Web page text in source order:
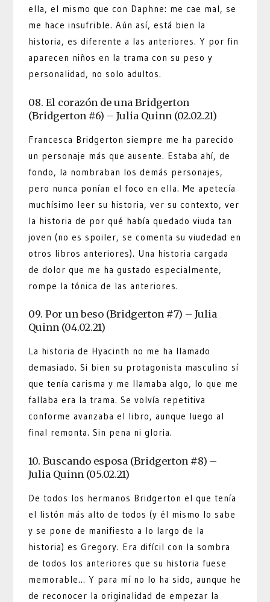
ella, el mismo que con Daphne: me cae mal, se
me hace insufrible. Aún así, está bien la
historia, es diferente a las anteriores. Y por fin
aparecen niños en la trama con su peso y
personalidad, no solo adultos.
08. El corazón de una Bridgerton
(Bridgerton #6) – Julia Quinn (02.02.21)
Francesca Bridgerton siempre me ha parecido
un personaje más que ausente. Estaba ahí, de
fondo, la nombraban los demás personajes,
pero nunca ponían el foco en ella. Me apetecía
muchísimo leer su historia, ver su contexto, ver
la historia de por qué había quedado viuda tan
joven (no es spoiler, se comenta su viudedad en
otros libros anteriores). Una historia cargada
de dolor que me ha gustado especialmente,
rompe la tónica de las anteriores.
09. Por un beso (Bridgerton #7) – Julia
Quinn (04.02.21)
La historia de Hyacinth no me ha llamado
demasiado. Si bien su protagonista masculino sí
que tenía carisma y me llamaba algo, lo que me
fallaba era la trama. Se volvía repetitiva
conforme avanzaba el libro, aunque luego al
final remonta. Sin pena ni gloria.
10. Buscando esposa (Bridgerton #8) –
Julia Quinn (05.02.21)
De todos los hermanos Bridgerton el que tenía
el listón más alto de todos (y él mismo lo sabe
y se pone de manifiesto a lo largo de la
historia) es Gregory. Era difícil con la sombra
de todos los anteriores que su historia fuese
memorable… Y para mí no lo ha sido, aunque he
de reconocer la originalidad de empezar la